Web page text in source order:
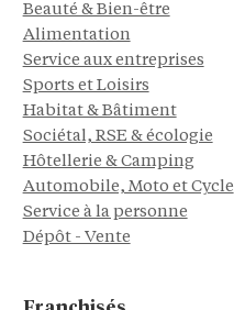
Beauté & Bien-être
Alimentation
Service aux entreprises
Sports et Loisirs
Habitat & Bâtiment
Sociétal, RSE & écologie
Hôtellerie & Camping
Automobile, Moto et Cycle
Service à la personne
Dépôt - Vente